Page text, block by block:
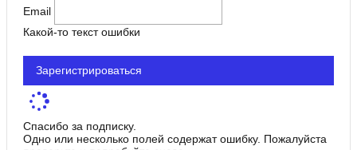
Email
Какой-то текст ошибки
Зарегистрироваться
Спасибо за подписку.
Одно или несколько полей содержат ошибку. Пожалуйста